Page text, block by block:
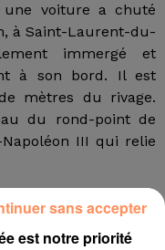
une voiture a chuté
à Saint-Laurent-du-
immergé et
à son bord. Il est
mètres du rivage.
du rond-point de
III qui relie
des plongeurs, sont
sauvetage. Leur
l'hélicoptère de la
est notre priorité
sans accepter